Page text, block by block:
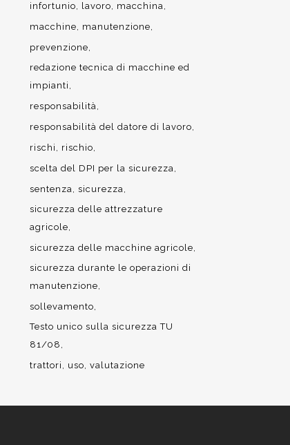
infortunio
lavoro
macchina
macchine
manutenzione
prevenzione
redazione tecnica di macchine ed
impianti
responsabilità
responsabilità del datore di lavoro
rischi
rischio
scelta del DPI per la sicurezza
sentenza sicurezza
sicurezza delle attrezzature
agricole
sicurezza delle macchine agricole
sicurezza durante le operazioni di
manutenzione
sollevamento
Testo unico sulla sicurezza TU
81/08
trattori
uso valutazione